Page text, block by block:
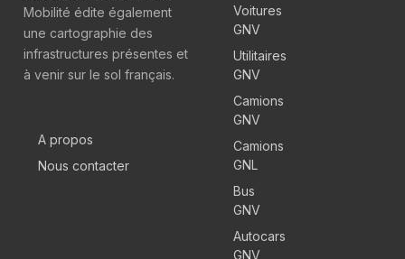
Mobilité édite également
une cartographie des
infrastructures présentes et
à venir sur le sol français.
A propos
Nous contacter
Voitures
GNV
Utilitaires
GNV
Camions
GNV
Camions
GNL
Bus
GNV
Autocars
GNV